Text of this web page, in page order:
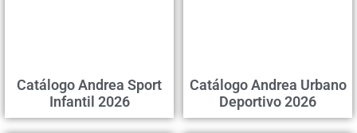
Catálogo Andrea Sport
Infantil 2026
Catálogo Andrea Urbano
Deportivo 2026